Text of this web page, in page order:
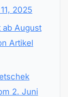
2025
ab August
Artikel
2. Juni